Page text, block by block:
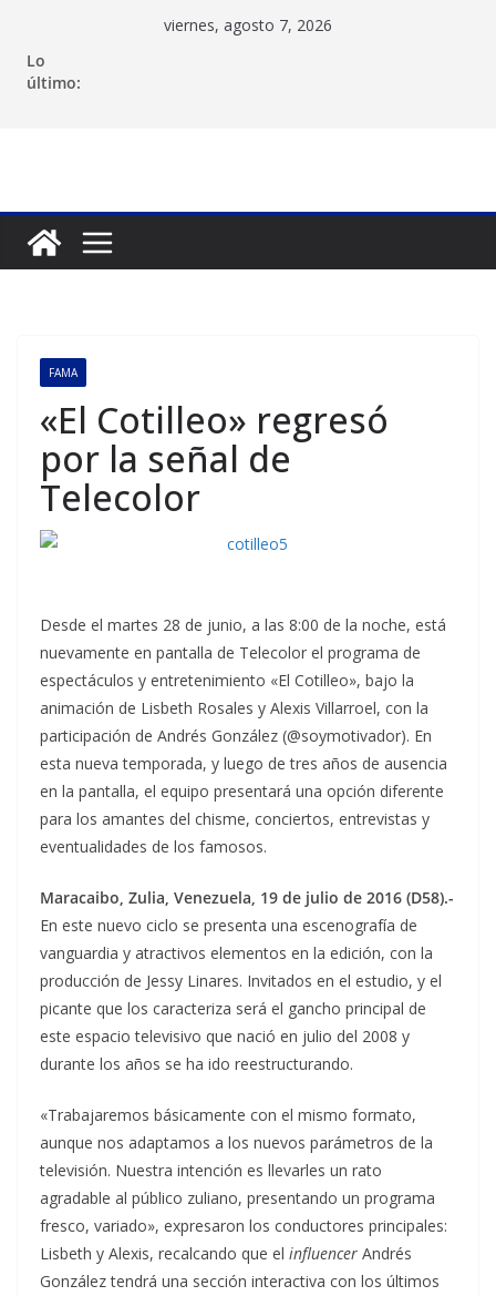
contenido
viernes, agosto 7, 2026
Lo
último:
FAMA
«El Cotilleo» regresó
por la señal de
Telecolor
Desde el martes 28 de junio, a las 8:00 de la noche, está
nuevamente en pantalla de Telecolor el programa de
espectáculos y entretenimiento «El Cotilleo», bajo la
animación de Lisbeth Rosales y Alexis Villarroel, con la
participación de Andrés González (@soymotivador). En
esta nueva temporada, y luego de tres años de ausencia
en la pantalla, el equipo presentará una opción diferente
para los amantes del chisme, conciertos, entrevistas y
eventualidades de los famosos.
Maracaibo, Zulia, Venezuela, 19 de julio de 2016 (D58).-
En este nuevo ciclo se presenta una escenografía de
vanguardia y atractivos elementos en la edición, con la
producción de Jessy Linares. Invitados en el estudio, y el
picante que los caracteriza será el gancho principal de
este espacio televisivo que nació en julio del 2008 y
durante los años se ha ido reestructurando.
«Trabajaremos básicamente con el mismo formato,
aunque nos adaptamos a los nuevos parámetros de la
televisión. Nuestra intención es llevarles un rato
agradable al público zuliano, presentando un programa
fresco, variado», expresaron los conductores principales:
Lisbeth y Alexis, recalcando que el influencer Andrés
González tendrá una sección interactiva con los últimos